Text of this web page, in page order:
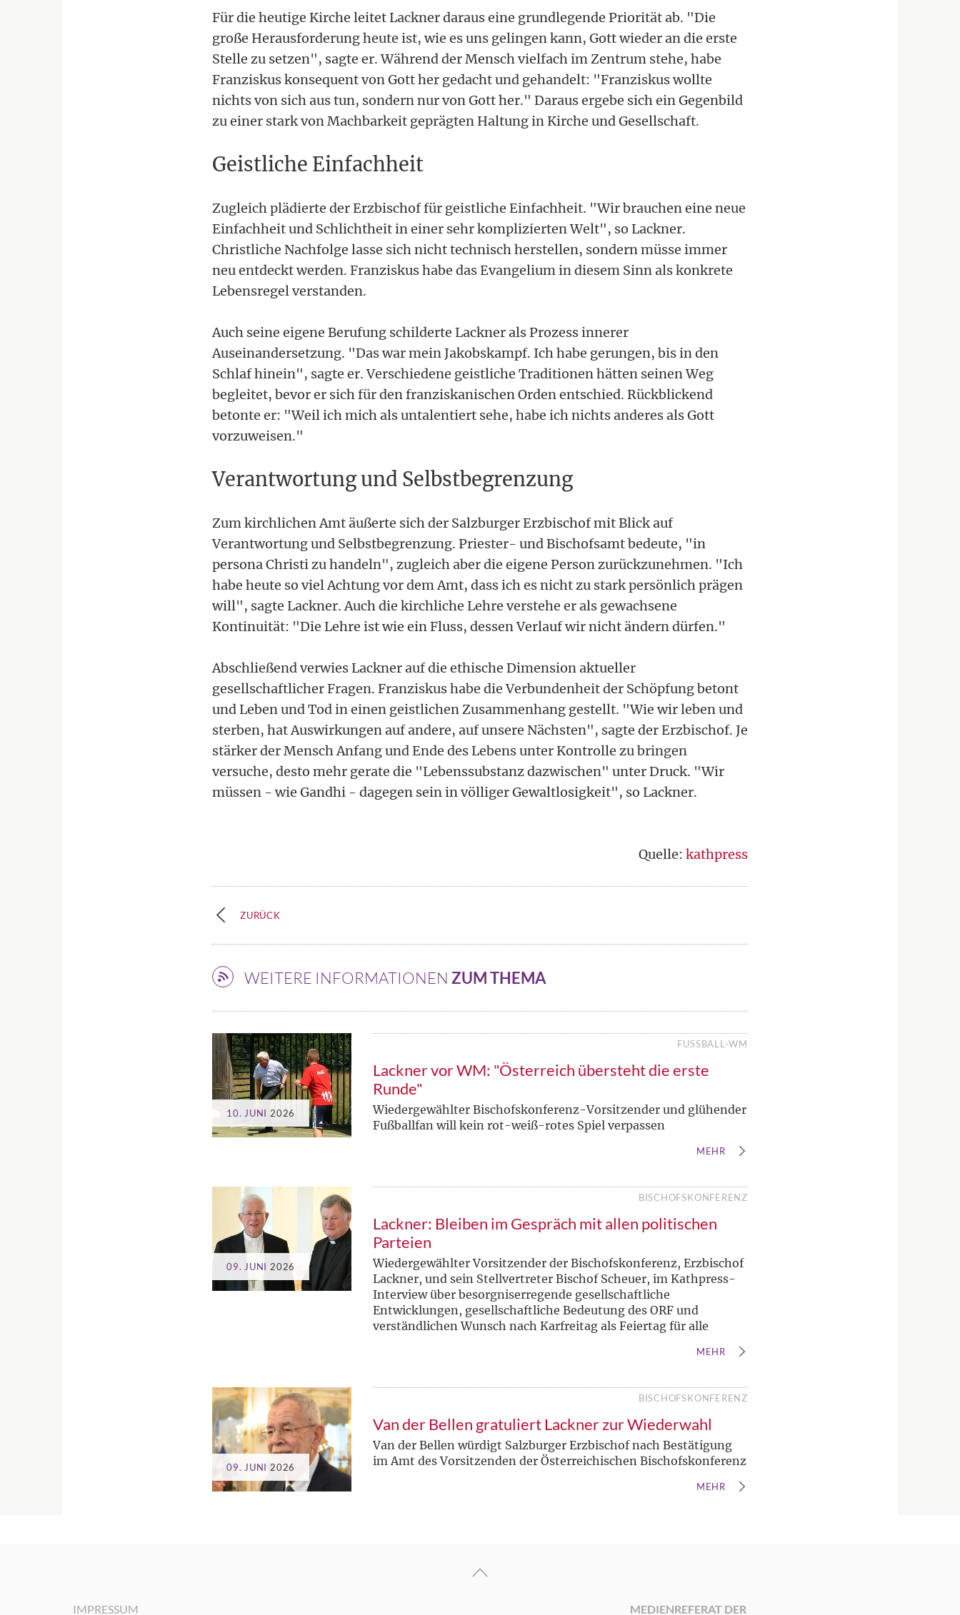
Für die heutige Kirche leitet Lackner daraus eine grundlegende Priorität ab. "Die
große Herausforderung heute ist, wie es uns gelingen kann, Gott wieder an die erste
Stelle zu setzen", sagte er. Während der Mensch vielfach im Zentrum stehe, habe
Franziskus konsequent von Gott her gedacht und gehandelt: "Franziskus wollte
nichts von sich aus tun, sondern nur von Gott her." Daraus ergebe sich ein Gegenbild
zu einer stark von Machbarkeit geprägten Haltung in Kirche und Gesellschaft.
Geistliche Einfachheit
Zugleich plädierte der Erzbischof für geistliche Einfachheit. "Wir brauchen eine neue
Einfachheit und Schlichtheit in einer sehr komplizierten Welt", so Lackner.
Christliche Nachfolge lasse sich nicht technisch herstellen, sondern müsse immer
neu entdeckt werden. Franziskus habe das Evangelium in diesem Sinn als konkrete
Lebensregel verstanden.
Auch seine eigene Berufung schilderte Lackner als Prozess innerer
Auseinandersetzung. "Das war mein Jakobskampf. Ich habe gerungen, bis in den
Schlaf hinein", sagte er. Verschiedene geistliche Traditionen hätten seinen Weg
begleitet, bevor er sich für den franziskanischen Orden entschied. Rückblickend
betonte er: "Weil ich mich als untalentiert sehe, habe ich nichts anderes als Gott
vorzuweisen."
Verantwortung und Selbstbegrenzung
Zum kirchlichen Amt äußerte sich der Salzburger Erzbischof mit Blick auf
Verantwortung und Selbstbegrenzung. Priester- und Bischofsamt bedeute, "in
persona Christi zu handeln", zugleich aber die eigene Person zurückzunehmen. "Ich
habe heute so viel Achtung vor dem Amt, dass ich es nicht zu stark persönlich prägen
will", sagte Lackner. Auch die kirchliche Lehre verstehe er als gewachsene
Kontinuität: "Die Lehre ist wie ein Fluss, dessen Verlauf wir nicht ändern dürfen."
Abschließend verwies Lackner auf die ethische Dimension aktueller
gesellschaftlicher Fragen. Franziskus habe die Verbundenheit der Schöpfung betont
und Leben und Tod in einen geistlichen Zusammenhang gestellt. "Wie wir leben und
sterben, hat Auswirkungen auf andere, auf unsere Nächsten", sagte der Erzbischof. Je
stärker der Mensch Anfang und Ende des Lebens unter Kontrolle zu bringen
versuche, desto mehr gerate die "Lebenssubstanz dazwischen" unter Druck. "Wir
müssen - wie Gandhi - dagegen sein in völliger Gewaltlosigkeit", so Lackner.
Quelle: kathpress
ZURÜCK
WEITERE INFORMATIONEN ZUM THEMA
10. JUNI 2026
FUSSBALL-WM
Lackner vor WM: "Österreich übersteht die erste
Runde"
Wiedergewählter Bischofskonferenz-Vorsitzender und glühender
Fußballfan will kein rot-weiß-rotes Spiel verpassen
MEHR
09. JUNI 2026
BISCHOFSKONFERENZ
Lackner: Bleiben im Gespräch mit allen politischen
Parteien
Wiedergewählter Vorsitzender der Bischofskonferenz, Erzbischof
Lackner, und sein Stellvertreter Bischof Scheuer, im Kathpress-
Interview über besorgniserregende gesellschaftliche
Entwicklungen, gesellschaftliche Bedeutung des ORF und
verständlichen Wunsch nach Karfreitag als Feiertag für alle
MEHR
09. JUNI 2026
BISCHOFSKONFERENZ
Van der Bellen gratuliert Lackner zur Wiederwahl
Van der Bellen würdigt Salzburger Erzbischof nach Bestätigung
im Amt des Vorsitzenden der Österreichischen Bischofskonferenz
MEHR
IMPRESSUM MEDIENREFERAT DER